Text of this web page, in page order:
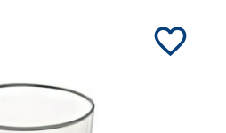
favorite_border